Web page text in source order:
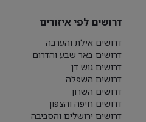
דרושים לפי איזורים
דרושים אילת והערבה
דרושים באר שבע והדרום
דרושים גוש דן
דרושים השפלה
דרושים השרון
דרושים חיפה והצפון
דרושים ירושלים והסביבה